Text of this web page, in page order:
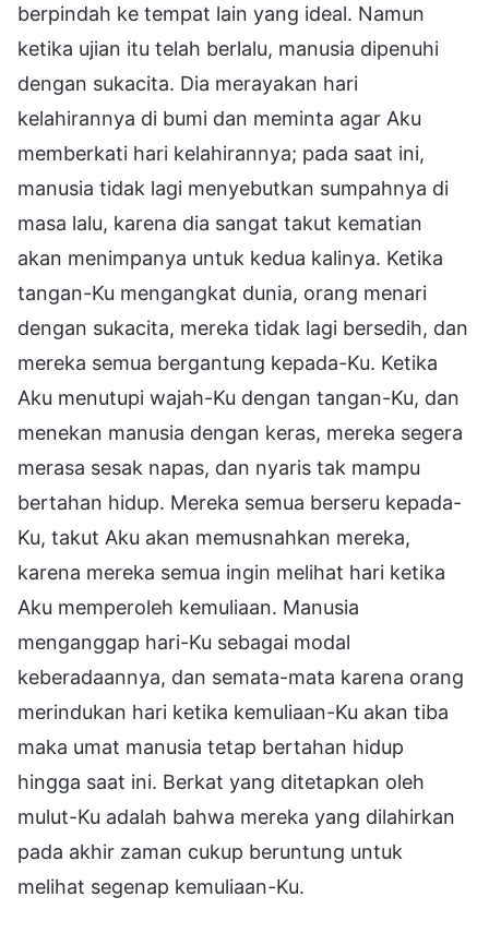
berpindah ke tempat lain yang ideal. Namun
ketika ujian itu telah berlalu, manusia dipenuhi
dengan sukacita. Dia merayakan hari
kelahirannya di bumi dan meminta agar Aku
memberkati hari kelahirannya; pada saat ini,
manusia tidak lagi menyebutkan sumpahnya di
masa lalu, karena dia sangat takut kematian
akan menimpanya untuk kedua kalinya. Ketika
tangan-Ku mengangkat dunia, orang menari
dengan sukacita, mereka tidak lagi bersedih, dan
mereka semua bergantung kepada-Ku. Ketika
Aku menutupi wajah-Ku dengan tangan-Ku, dan
menekan manusia dengan keras, mereka segera
merasa sesak napas, dan nyaris tak mampu
bertahan hidup. Mereka semua berseru kepada-
Ku, takut Aku akan memusnahkan mereka,
karena mereka semua ingin melihat hari ketika
Aku memperoleh kemuliaan. Manusia
menganggap hari-Ku sebagai modal
keberadaannya, dan semata-mata karena orang
merindukan hari ketika kemuliaan-Ku akan tiba
maka umat manusia tetap bertahan hidup
hingga saat ini. Berkat yang ditetapkan oleh
mulut-Ku adalah bahwa mereka yang dilahirkan
pada akhir zaman cukup beruntung untuk
melihat segenap kemuliaan-Ku.